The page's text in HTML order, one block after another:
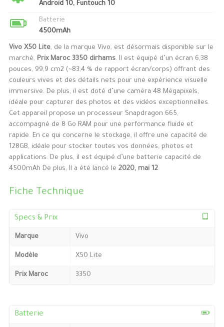
Android 10, Funtouch 10
Batterie
4500mAh
Vivo X50 Lite, de la marque Vivo, est désormais disponible sur le
marché, Prix Maroc 3350 dirhams. Il est équipé d’un écran 6,38
pouces, 99,9 cm2 (~83,4 % de rapport écran/corps) offrant des
couleurs vives et des détails nets pour une expérience visuelle
immersive. De plus, il est doté d’une caméra 48 Mégapixels,
idéale pour capturer des photos et des vidéos exceptionnelles.
Cet appareil propose un processeur Snapdragon 665,
accompagné de 8 Go RAM pour une performance fluide et
rapide. En ce qui concerne le stockage, il offre une capacité de
128GB, idéale pour stocker toutes vos données, photos et
applications. De plus, il est équipé d’une batterie capacité de
4500mAh De plus, Il a été lancé le 2020, mai 12
Fiche Technique
Specs & Prix
Marque Vivo
Modèle X50 Lite
Prix Maroc 3350
Batterie